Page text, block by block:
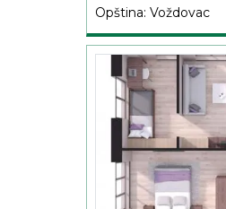
Opština: Voždovac